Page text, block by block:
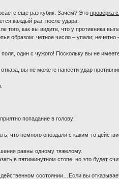
еще раз кубик. Зачем? Этопроверка
каждый раз, после удара.
того, как вы видите, что у противника
образом: четное число – упали; нечетно
один с чужого! Поскольку вы не
вы не можете нанести удар
попадание в голову!
что немного опоздали с каким-то
равны одному тяжелому.
в пятиминутном стопе, но это будет
состоянии…Если вы